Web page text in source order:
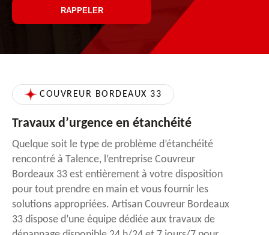
COUVREUR BORDEAUX 33
Travaux d’urgence en étanchéité
Quelque soit le type de problème d’étanchéité
rencontré à Talence, l’entreprise Couvreur
Bordeaux 33 est entièrement à votre disposition
pour tout prendre en main et vous fournir les
solutions appropriées. Artisan Couvreur Bordeaux
33 dispose d’une équipe dédiée aux travaux de